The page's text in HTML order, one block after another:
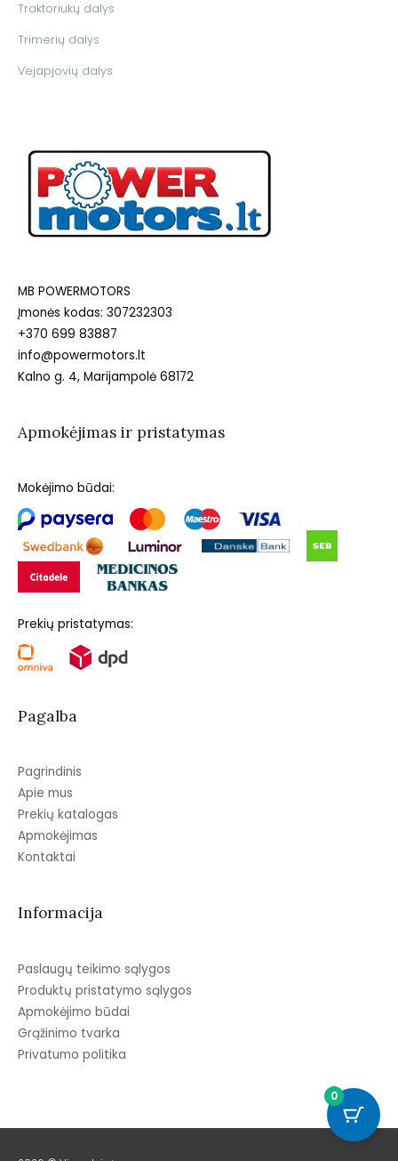
Traktoriukų dalys
Trimerių dalys
Vejapjovių dalys
MB POWERMOTORS
Įmonės kodas: 307232303
+370 699 83887
info@powermotors.lt
Kalno g. 4, Marijampolė 68172
Apmokėjimas ir pristatymas
Mokėjimo būdai:
Prekių pristatymas:
Pagalba
Pagrindinis
Apie mus
Prekių katalogas
Apmokėjimas
Kontaktai
Informacija
Paslaugų teikimo sąlygos
Produktų pristatymo sąlygos
Apmokėjimo būdai
Grąžinimo tvarka
Privatumo politika
0